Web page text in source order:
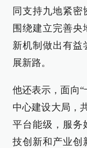
同支持九地紧密
围绕建立完善央
新机制做出有益
展新路。
他还表示，面向
中心建设大局，
平台能级，服务
技创新和产业创